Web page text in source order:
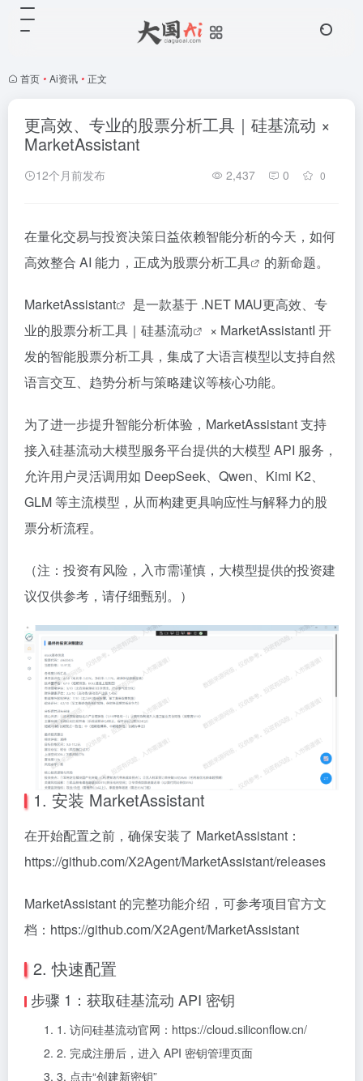
首页 • Ai资讯 • 正文
更高效、专业的股票分析工具｜硅基流动 ×
MarketAssistant
12个月前发布 2,437 0 0
在量化交易与投资决策日益依赖智能分析的今天，如何
高效整合 AI 能力，正成为股票分析工具 的新命题。
MarketAssistant
是一款基于 .NET MAU更高效、专
业的股票分析工具｜ 硅基流动
× MarketAssistantI 开
发的智能股票分析工具，集成了大语言模型以支持自然
语言交互、趋势分析与策略建议等核心功能。
为了进一步提升智能分析体验，MarketAssistant 支持
接入硅基流动大模型服务平台提供的大模型 API 服务，
允许用户灵活调用如 DeepSeek、Qwen、Kimi K2、
GLM 等主流模型，从而构建更具响应性与解释力的股
票分析流程。
（注：投资有风险，入市需谨慎，大模型提供的投资建
议仅供参考， 请仔细甄别。）
1. 安装 MarketAssistant
在开始配置之前，确保安装了 MarketAssistant：
https://github.com/X2Agent/MarketAssistant/releases
MarketAssistant 的完整功能介绍，可参考项目官方文
档：https://github.com/X2Agent/MarketAssistant
2. 快速配置
步骤 1：获取硅基流动 API 密钥
1. 访问硅基流动官网：https://cloud.siliconflow.cn/
2. 完成注册后，进入 API 密钥管理页面
3. 点击“创建新密钥”